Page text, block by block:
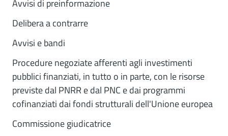
Avvisi di preinformazione
Delibera a contrarre
Avvisi e bandi
Procedure negoziate afferenti agli investimenti
pubblici finanziati, in tutto o in parte, con le risorse
previste dal PNRR e dal PNC e dai programmi
cofinanziati dai fondi strutturali dell'Unione europea
Commissione giudicatrice